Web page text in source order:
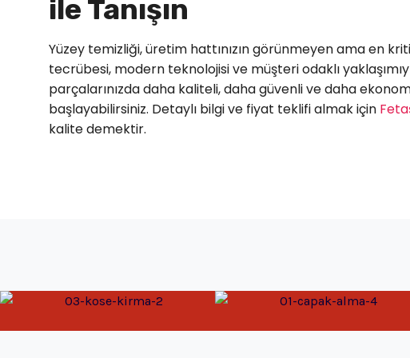
ile Tanışın
Yüzey temizliği, üretim hattınızın görünmeyen ama en
tecrübesi, modern teknolojisi ve müşteri odaklı
parçalarınızda daha kaliteli, daha güvenli ve daha
başlayabilirsiniz. Detaylı bilgi ve fiyat teklifi almak için
kalite demektir.